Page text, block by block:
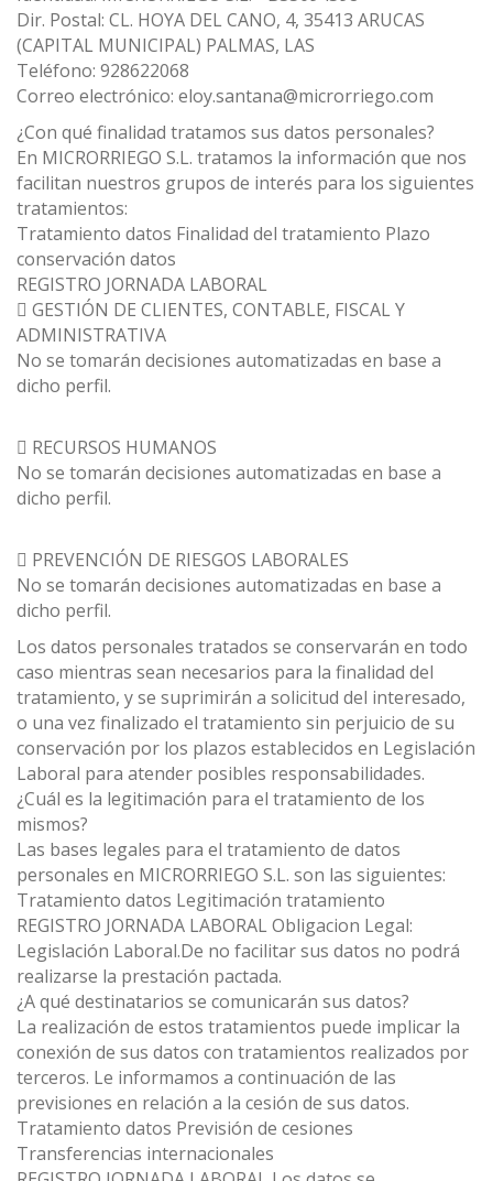
Dir. Postal: CL. HOYA DEL CANO, 4, 35413 ARUCAS
(CAPITAL MUNICIPAL) PALMAS, LAS
Teléfono: 928622068
Correo electrónico: eloy.santana@microrriego.com
¿Con qué finalidad tratamos sus datos personales?
En MICRORRIEGO S.L. tratamos la información que nos
facilitan nuestros grupos de interés para los siguientes
tratamientos:
Tratamiento datos Finalidad del tratamiento Plazo
conservación datos
REGISTRO JORNADA LABORAL
 GESTIÓN DE CLIENTES, CONTABLE, FISCAL Y
ADMINISTRATIVA
No se tomarán decisiones automatizadas en base a
dicho perfil.
 RECURSOS HUMANOS
No se tomarán decisiones automatizadas en base a
dicho perfil.
 PREVENCIÓN DE RIESGOS LABORALES
No se tomarán decisiones automatizadas en base a
dicho perfil.
Los datos personales tratados se conservarán en todo
caso mientras sean necesarios para la finalidad del
tratamiento, y se suprimirán a solicitud del interesado,
o una vez finalizado el tratamiento sin perjuicio de su
conservación por los plazos establecidos en Legislación
Laboral para atender posibles responsabilidades.
¿Cuál es la legitimación para el tratamiento de los
mismos?
Las bases legales para el tratamiento de datos
personales en MICRORRIEGO S.L. son las siguientes:
Tratamiento datos Legitimación tratamiento
REGISTRO JORNADA LABORAL Obligacion Legal:
Legislación Laboral.De no facilitar sus datos no podrá
realizarse la prestación pactada.
¿A qué destinatarios se comunicarán sus datos?
La realización de estos tratamientos puede implicar la
conexión de sus datos con tratamientos realizados por
terceros. Le informamos a continuación de las
previsiones en relación a la cesión de sus datos.
Tratamiento datos Previsión de cesiones
Transferencias internacionales